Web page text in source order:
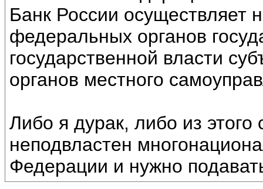
Банк России осуществляет
федеральных органов
государственной власти
органов местного
Либо я дурак, либо из этого
неподвластен
Федерации и нужно